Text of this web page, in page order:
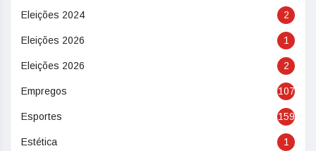
Eleições 2024 2
Eleições 2026 1
Eleições 2026 2
Empregos 107
Esportes 159
Estética 1